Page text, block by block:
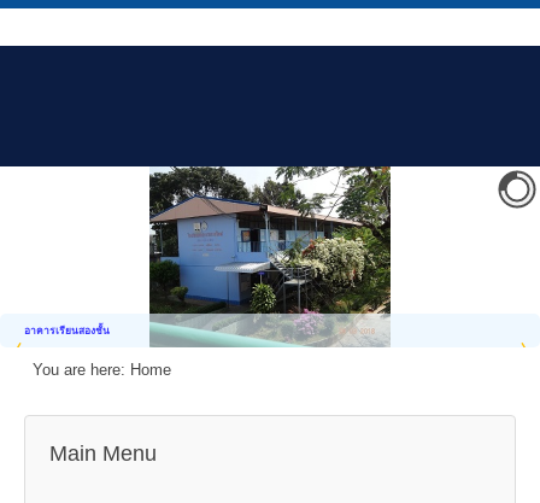
อาคารเรียนสองชั้น
You are here: Home
Main Menu